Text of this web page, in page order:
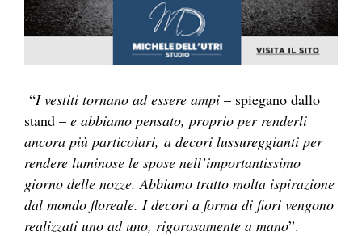
“I vestiti tornano ad essere ampi – spiegano dallo
stand – e abbiamo pensato, proprio per renderli
ancora più particolari, a decori lussureggianti per
rendere luminose le spose nell’importantissimo
giorno delle nozze. Abbiamo tratto molta ispirazione
dal mondo floreale. I decori a forma di fiori vengono
realizzati uno ad uno, rigorosamente a mano”.